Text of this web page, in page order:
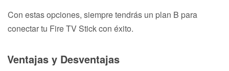
Con estas opciones, siempre tendrás un plan B para
conectar tu Fire TV Stick con éxito.
Ventajas y Desventajas